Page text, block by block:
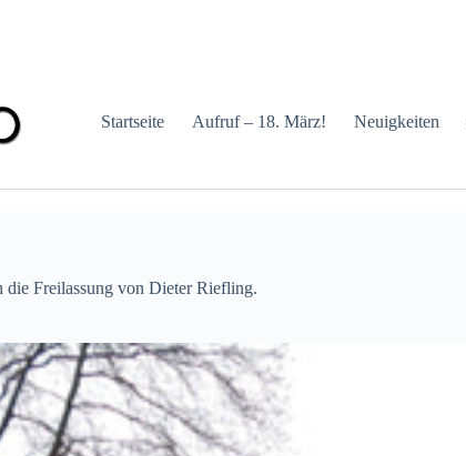
Startseite Aufruf – 18. März! Neuigkeiten
die Freilassung von Dieter Riefling.